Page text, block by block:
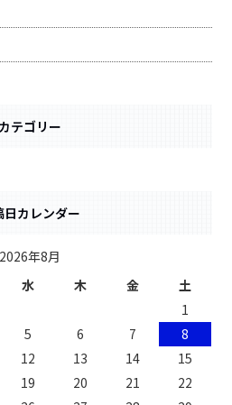
カテゴリー
日カレンダー
2026年8月
水 木 金
土
1
5 6 7
8
12 13 14
15
19 20 21
22